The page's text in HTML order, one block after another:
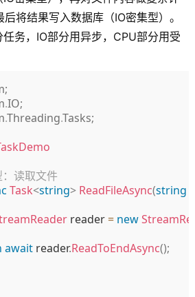
将结果写入数据库（IO密集型）。
务，IO部分用异步，CPU部分用受
;
.IO;
.Threading.Tasks;
读取文件
Task<string> ReadFileAsync(string
reader = new
await reader.ReadToEndAsync();